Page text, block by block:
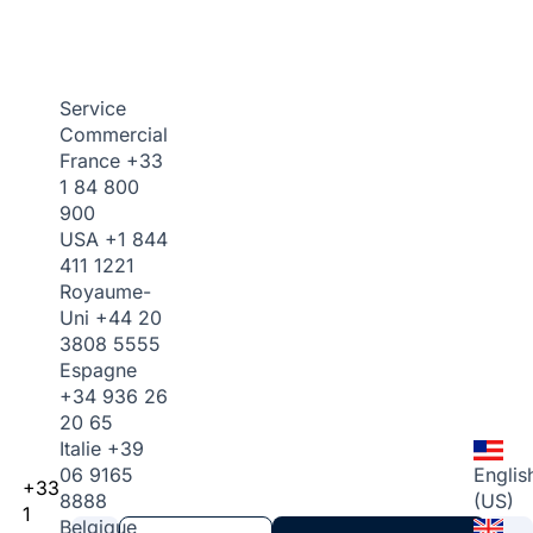
+33
1
Service
Commercial
France +33
1 84 800
900
USA +1 844
411 1221
Royaume-
Uni +44 20
3808 5555
Espagne
+34 936 26
20 65
Italie +39
06 9165
8888
Belgique
(US)